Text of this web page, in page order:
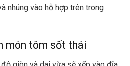
nhúng vào hỗ hợp trên trong
món tôm sốt thái